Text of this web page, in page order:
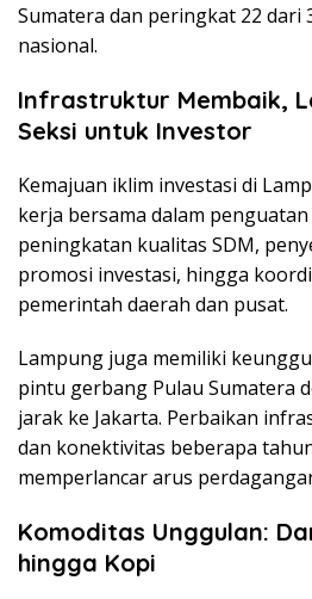
Sumatera dan peringkat 22 dari
nasional.
Infrastruktur Membaik,
Seksi untuk Investor
Kemajuan iklim investasi di
kerja bersama dalam
peningkatan kualitas SDM,
promosi investasi, hingga
pemerintah daerah dan pusat.
Lampung juga memiliki
pintu gerbang Pulau Sumatera
jarak ke Jakarta. Perbaikan
dan konektivitas beberapa
memperlancar arus
Komoditas Unggulan:
hingga Kopi